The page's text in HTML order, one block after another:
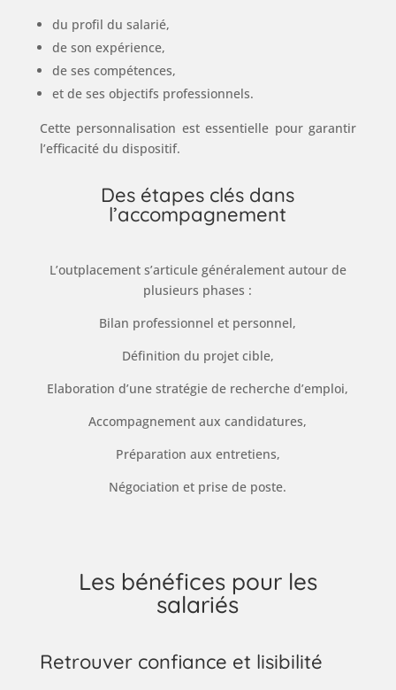
du profil du salarié,
de son expérience,
de ses compétences,
et de ses objectifs professionnels.
Cette personnalisation est essentielle pour garantir
l’efficacité du dispositif.
Des étapes clés dans
l’accompagnement
L’outplacement s’articule généralement autour de
plusieurs phases :
Bilan professionnel et personnel,
Définition du projet cible,
Elaboration d’une stratégie de recherche d’emploi,
Accompagnement aux candidatures,
Préparation aux entretiens,
Négociation et prise de poste.
Les bénéfices pour les
salariés
Retrouver confiance et lisibilité